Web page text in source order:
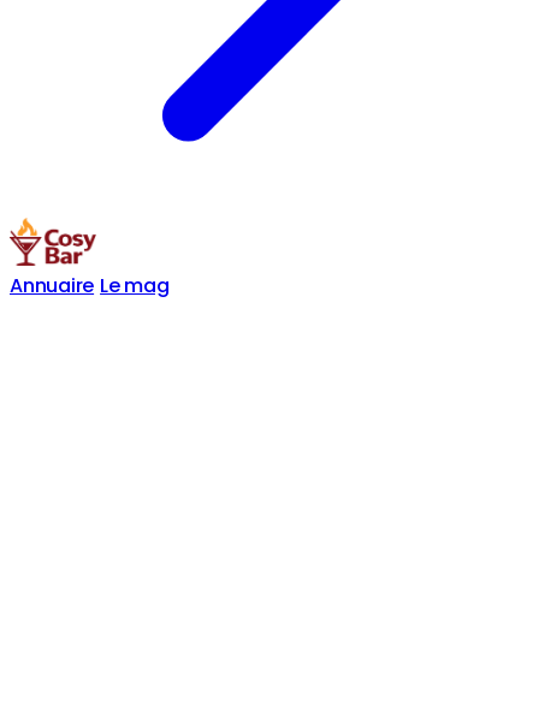
Annuaire Le mag